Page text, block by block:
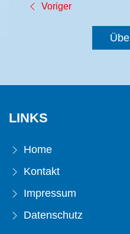
Voriger
LINKS
Home
Kontakt
Impressum
Datenschutz